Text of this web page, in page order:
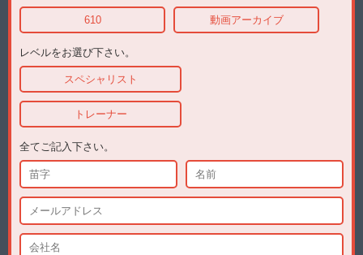
610 動画アーカイブ
レベルをお選び下さい。
スペシャリスト
トレーナー
全てご記入下さい。